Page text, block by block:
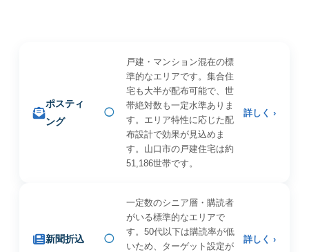
ポスティ
ング
◯
戸建・マンション混在の標
準的なエリアです。集合住
宅も大半が配布可能で、世
帯絶対数も一定水準ありま
す。エリア特性に応じた配
布設計で効果が見込めま
す。山口市の戸建住宅は約
51,186世帯です。
詳しく ›
新聞折込 ◯
一定数のシニア層・購読者
がいる標準的なエリアで
す。50代以下は購読率が低
いため、ターゲット設定が
詳しく ›